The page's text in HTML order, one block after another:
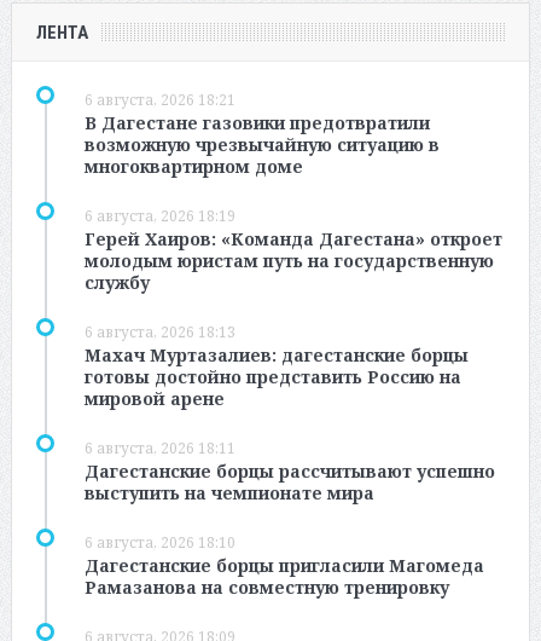
ЛЕНТА
6 августа, 2026 18:21
В Дагестане газовики предотвратили
возможную чрезвычайную ситуацию в
многоквартирном доме
6 августа, 2026 18:19
Герей Хаиров: «Команда Дагестана» откроет
молодым юристам путь на государственную
службу
6 августа, 2026 18:13
Махач Муртазалиев: дагестанские борцы
готовы достойно представить Россию на
мировой арене
6 августа, 2026 18:11
Дагестанские борцы рассчитывают успешно
выступить на чемпионате мира
6 августа, 2026 18:10
Дагестанские борцы пригласили Магомеда
Рамазанова на совместную тренировку